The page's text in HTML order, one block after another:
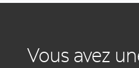
Vous avez